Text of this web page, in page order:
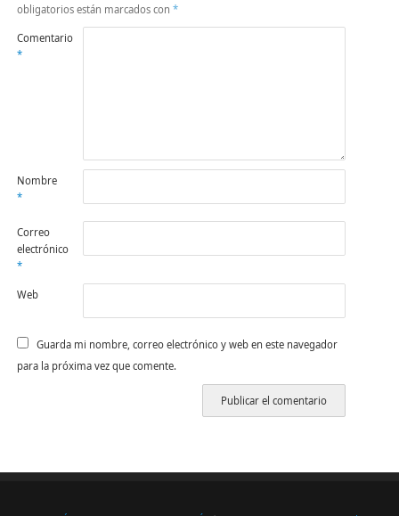
obligatorios están marcados con *
Comentario
*
Nombre
*
Correo
electrónico
*
Web
Guarda mi nombre, correo electrónico y web en este navegador
para la próxima vez que comente.